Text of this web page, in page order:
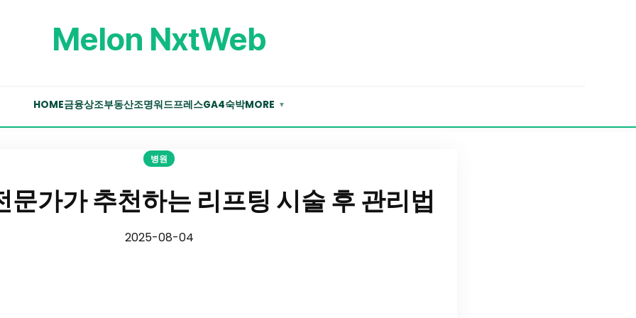
Melon NxtWeb
HOME금융상조부동산조명워드프레스GA4숙박MORE ▼
병원
문가가 추천하는 리프팅 시술 후 관리법
2025-08-04